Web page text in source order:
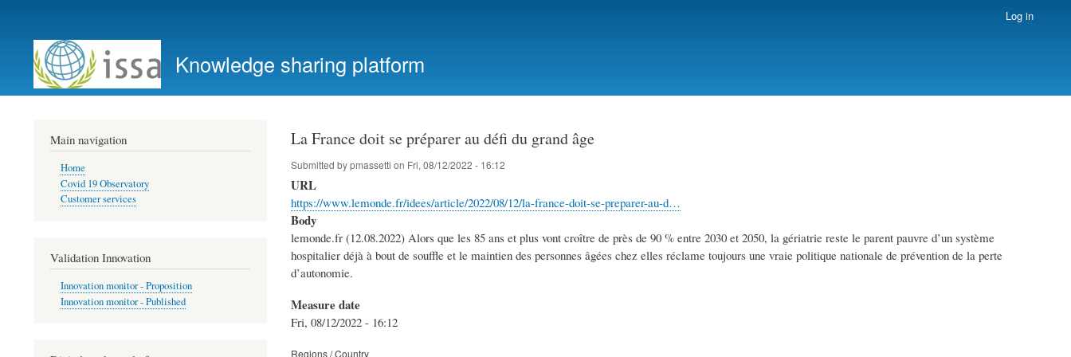
account
menu
Log in
Knowledge sharing platform
La France doit se préparer au défi du grand âge
Submitted bypmassetti on Fri, 08/12/2022 - 16:12
URL
https://www.lemonde.fr/idees/article/2022/08/12/la-france-doit-se-preparer-au-d…
Body
lemonde.fr (12.08.2022) Alors que les 85 ans et plus vont croître de près de 90 % entre 2030 et 2050, la gériatrie reste le parent pauvre d’un système
hospitalier déjà à bout de souffle et le maintien des personnes âgées chez elles réclame toujours une vraie politique nationale de prévention de la perte
d’autonomie.
Measure date
Fri, 08/12/2022 - 16:12
Regions / Country
Main navigation
Home
Covid 19 Observatory
Customer services
Validation Innovation
Innovation monitor - Proposition
Innovation monitor - Published